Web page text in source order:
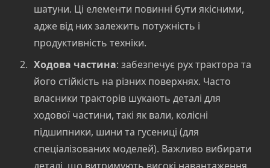
шатуни. Ці елементи повинні бути якісними,
адже від них залежить потужність і
продуктивність техніки.
Ходова частина: забезпечує рух трактора та
його стійкість на різних поверхнях. Часто
власники тракторів шукають деталі для
ходової частини, такі як вали, колісні
підшипники, шини та гусениці (для
спеціалізованих моделей). Важливо вибирати